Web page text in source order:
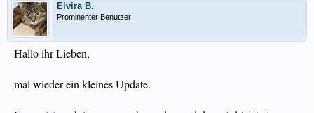
Elvira B.
Prominenter Benutzer
Hallo ihr Lieben,
mal wieder ein kleines Update.